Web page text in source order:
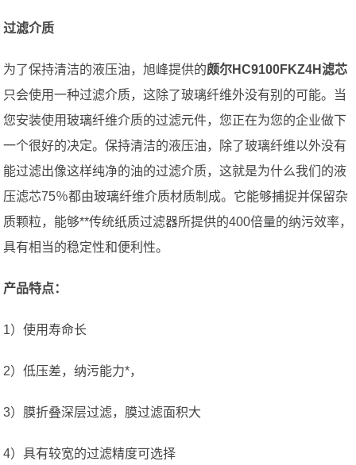
过滤介质
为了保持清洁的液压油，旭峰提供的颇尔HC9100FKZ4H滤芯
只会使用一种过滤介质，这除了玻璃纤维外没有别的可能。当
您安装使用玻璃纤维介质的过滤元件，您正在为您的企业做下
一个很好的决定。保持清洁的液压油，除了玻璃纤维以外没有
能过滤出像这样纯净的油的过滤介质，这就是为什么我们的液
压滤芯75％都由玻璃纤维介质材质制成。它能够捕捉并保留杂
质颗粒，能够**传统纸质过滤器所提供的400倍量的纳污效率，
具有相当的稳定性和便利性。
产品特点：
1）使用寿命长
2）低压差，纳污能力*，
3）膜折叠深层过滤，膜过滤面积大
4）具有较宽的过滤精度可选择